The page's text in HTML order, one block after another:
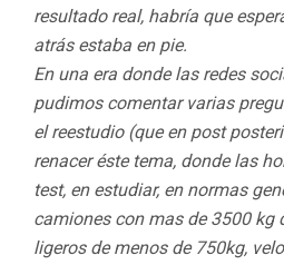
resultado real, habría que
atrás estaba en pie.
En una era donde las redes
pudimos comentar varias
el reestudio (que en post
renacer éste tema, donde las
test, en estudiar, en normas
camiones con mas de 3500 kg
ligeros de menos de 750kg,